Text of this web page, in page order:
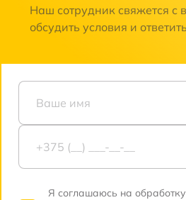
Наш сотрудник свяжется с
обсудить условия и
Я соглашаюсь на